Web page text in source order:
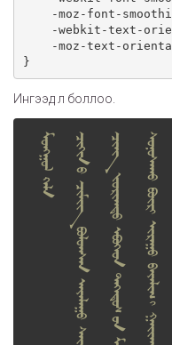
Ингээд л боллоо.
ᠮᠤᠩᠭᠤᠯ ᠬᠡᠯᠡ ᠰᠤᠨᠤᠰᠠᠬᠤ ᠪᠥᠷᠢ ᠢᠷᠠᠭᠤ ᠪᠠᠶᠠᠯᠢᠭ ᠢ ᠭᠠᠢᠢᠬᠠᠨ ᠪᠠᠶᠠᠰᠴᠤ